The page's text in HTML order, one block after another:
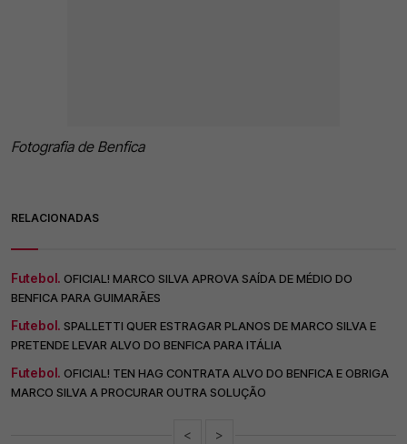
Fotografia de Benfica
RELACIONADAS
Futebol. OFICIAL! MARCO SILVA APROVA SAÍDA DE MÉDIO DO
BENFICA PARA GUIMARÃES
Futebol. SPALLETTI QUER ESTRAGAR PLANOS DE MARCO SILVA E
PRETENDE LEVAR ALVO DO BENFICA PARA ITÁLIA
Futebol. OFICIAL! TEN HAG CONTRATA ALVO DO BENFICA E OBRIGA
MARCO SILVA A PROCURAR OUTRA SOLUÇÃO
< >